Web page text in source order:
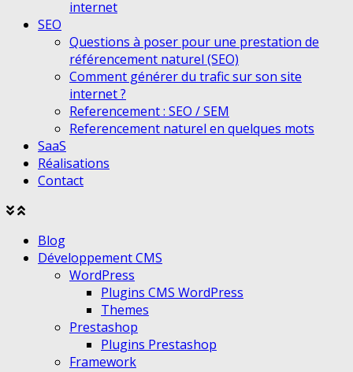
internet
SEO
Questions à poser pour une prestation de
référencement naturel (SEO)
Comment générer du trafic sur son site
internet ?
Referencement : SEO / SEM
Referencement naturel en quelques mots
SaaS
Réalisations
Contact
Agrandir
menu
Réduire
menu
Blog
Développement CMS
WordPress
Plugins CMS WordPress
Themes
Prestashop
Plugins Prestashop
Framework